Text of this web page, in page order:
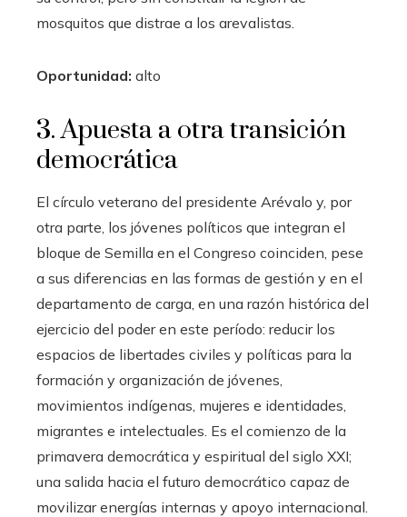
mosquitos que distrae a los arevalistas.
Oportunidad: alto
3. Apuesta a otra transición
democrática
El círculo veterano del presidente Arévalo y, por
otra parte, los jóvenes políticos que integran el
bloque de Semilla en el Congreso coinciden, pese
a sus diferencias en las formas de gestión y en el
departamento de carga, en una razón histórica del
ejercicio del poder en este período: reducir los
espacios de libertades civiles y políticas para la
formación y organización de jóvenes,
movimientos indígenas, mujeres e identidades,
migrantes e intelectuales. Es el comienzo de la
primavera democrática y espiritual del siglo XXI;
una salida hacia el futuro democrático capaz de
movilizar energías internas y apoyo internacional.